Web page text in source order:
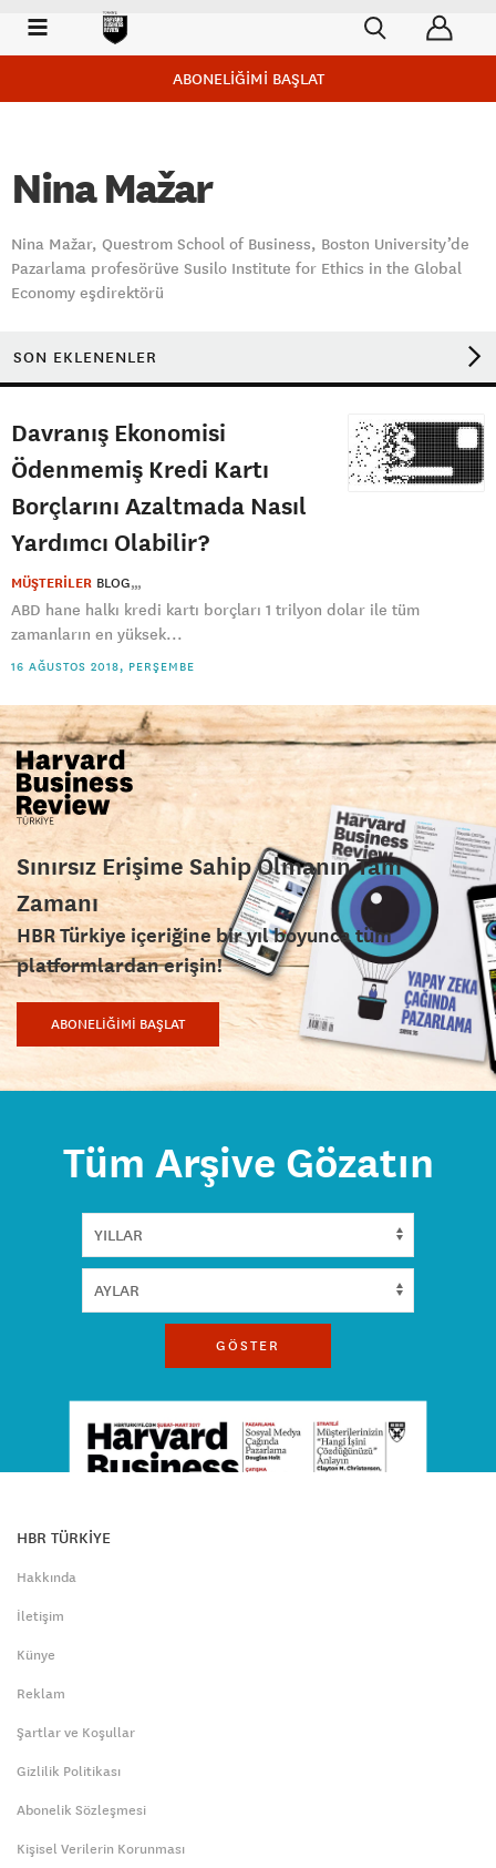
ABONELİĞİMİ BAŞLAT
Nina Mažar
Nina Mažar, Questrom School of Business, Boston University’de
Pazarlama profesörüve Susilo Institute for Ethics in the Global
Economy eşdirektörü
SON EKLENENLER
Davranış Ekonomisi
Ödenmemiş Kredi Kartı
Borçlarını Azaltmada Nasıl
Yardımcı Olabilir?
MÜŞTERİLER BLOG
ABD hane halkı kredi kartı borçları 1 trilyon dolar ile tüm
zamanların en yüksek...
16 AĞUSTOS 2018, PERŞEMBE
Sınırsız Erişime Sahip Olmanın Tam
Zamanı
HBR Türkiye içeriğine bir yıl boyunca tüm
platformlardan erişin!
ABONELİĞİMİ BAŞLAT
Tüm Arşive Gözatın
GÖSTER
HBR TÜRKİYE
Hakkında
İletişim
Künye
Reklam
Şartlar ve Koşullar
Gizlilik Politikası
Abonelik Sözleşmesi
Kişisel Verilerin Korunması